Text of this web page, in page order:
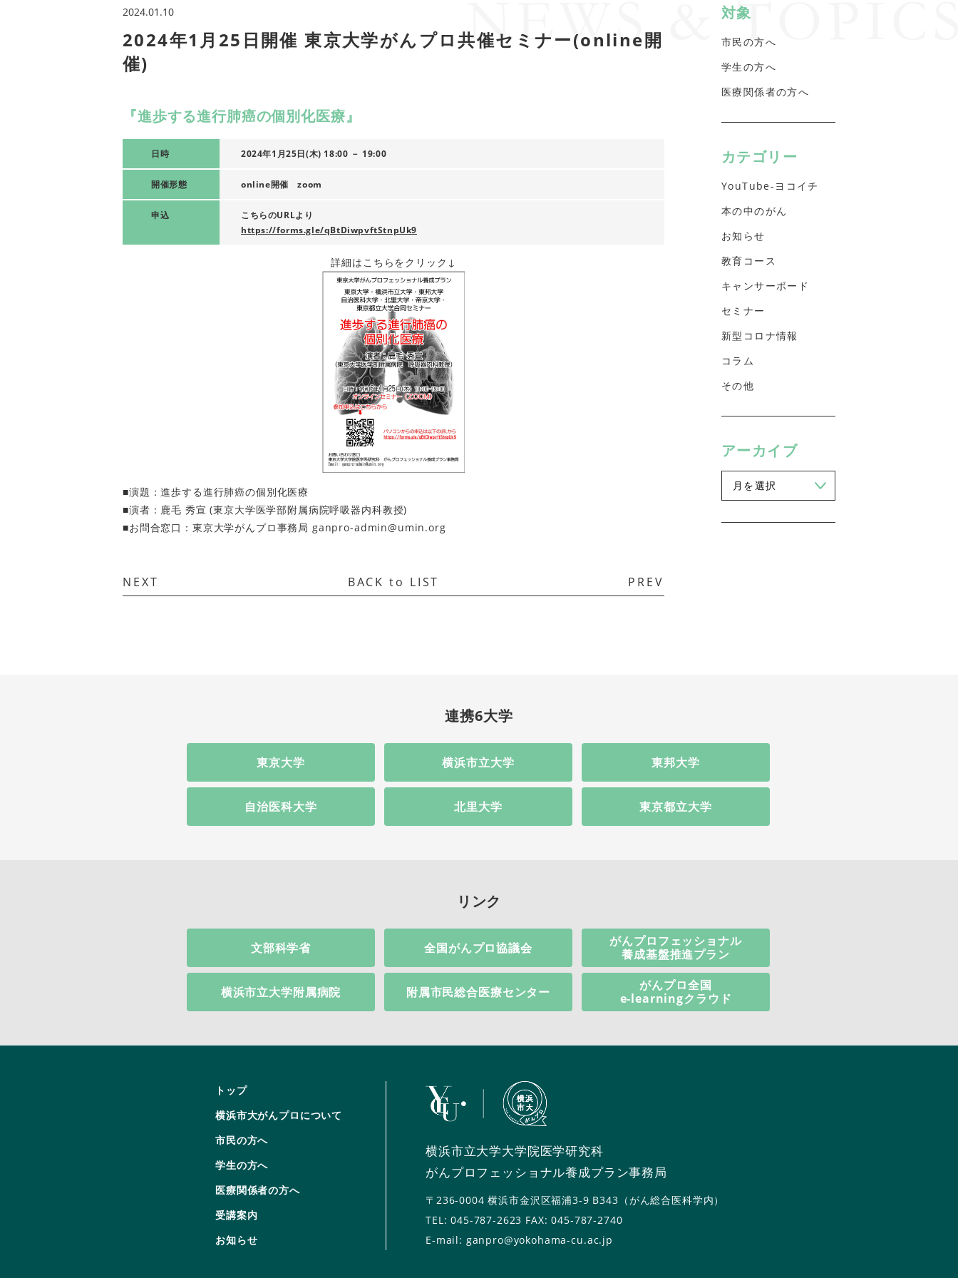
2024.01.10
2024年1月25日開催 東京大学がんプロ共催セミナー(online開
催)
『進歩する進行肺癌の個別化医療』
日時 2024年1月25日(木) 18:00 － 19:00
開催形態 online開催 zoom
申込
こちらのURLより
https://forms.gle/qBtDiwpvftStnpUk9
詳細はこちらをクリック↓
■演題：進歩する進行肺癌の個別化医療
■演者：鹿毛 秀宣 (東京大学医学部附属病院呼吸器内科教授)
■お問合窓口：東京大学がんプロ事務局 ganpro-admin@umin.org
NEXT BACK to LIST PREV
対象
市民の方へ
学生の方へ
医療関係者の方へ
カテゴリー
YouTube-ヨコイチ
本の中のがん
お知らせ
教育コース
キャンサーボード
セミナー
新型コロナ情報
コラム
その他
アーカイブ
連携6大学
東京大学 横浜市立大学 東邦大学
自治医科大学 北里大学 東京都立大学
リンク
文部科学省 全国がんプロ協議会
がんプロフェッショナル
養成基盤推進プラン
横浜市立大学附属病院 附属市民総合医療センター
がんプロ全国
e-learningクラウド
トップ
横浜市大がんプロについて
市民の方へ
学生の方へ
医療関係者の方へ
受講案内
お知らせ
横浜市立大学大学院医学研究科
がんプロフェッショナル養成プラン事務局
〒236-0004横浜市金沢区福浦3-9 B343（がん総合医科学内）
TEL:045-787-2623 FAX: 045-787-2740
E-mail: ganpro@yokohama-cu.ac.jp